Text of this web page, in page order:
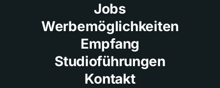
Jobs
Werbemöglichkeiten
Empfang
Studioführungen
Kontakt